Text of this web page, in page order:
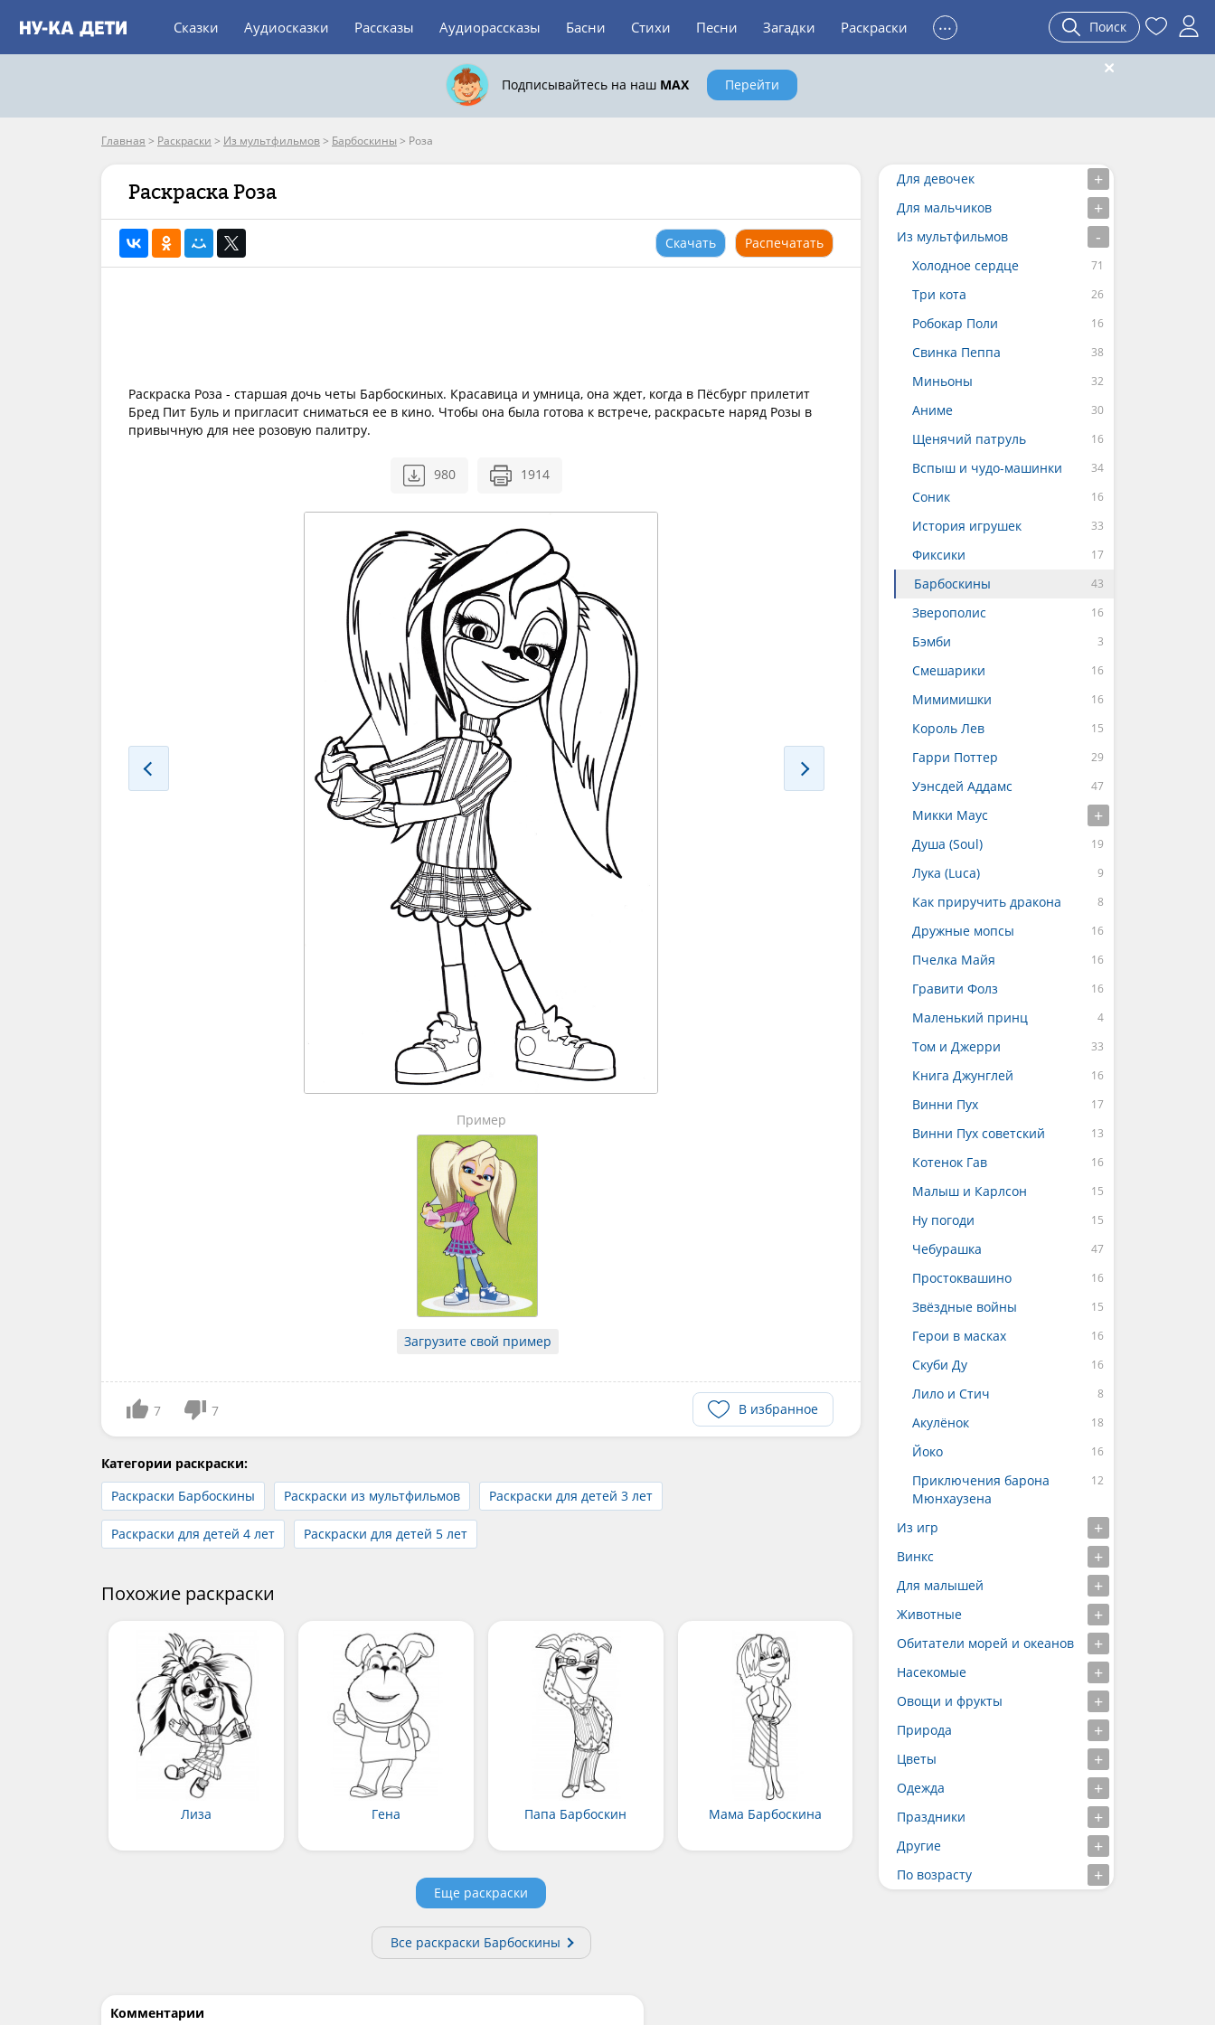
Сказки Аудиосказки Рассказы Аудиорассказы Басни Стихи Песни Загадки Раскраски ... Поиск
Подписывайтесь на наш MAX Перейти
Главная > Раскраски > Из мультфильмов> Барбоскины > Роза
Раскраска Роза
Скачать Распечатать
Раскраска Роза - старшая дочь четы Барбоскиных. Красавица и умница, она ждет, когда в Пёсбург прилетит
Бред Пит Буль и пригласит сниматься ее в кино. Чтобы она была готова к встрече, раскрасьте наряд Розы в
привычную для нее розовую палитру.
980 1914
Пример
Загрузите свой пример
7 7 В избранное
Категории раскраски:
Раскраски Барбоскины
Раскраски из мультфильмов Раскраски для детей 3 лет
Раскраски для детей 4 лет Раскраски для детей 5 лет
Похожие раскраски
Лиза Гена Папа Барбоскин Мама Барбоскина
Еще раскраски
Все раскраски Барбоскины
Комментарии
Для девочек
Для мальчиков
Из мультфильмов
Холодное сердце
Три кота
Робокар Поли
Свинка Пеппа
Миньоны
Аниме
Щенячий патруль
Вспыш и чудо-машинки
Соник
История игрушек
Фиксики
Барбоскины
Зверополис
Бэмби
Смешарики
Мимимишки
Король Лев
Гарри Поттер
Уэнсдей Аддамс
Микки Маус
Душа (Soul)
Лука (Luca)
Как приручить дракона
Дружные мопсы
Пчелка Майя
Гравити Фолз
Маленький принц
Том и Джерри
Книга Джунглей
Винни Пух
Винни Пух советский
Котенок Гав
Малыш и Карлсон
Ну погоди
Чебурашка
Простоквашино
Звёздные войны
Герои в масках
Скуби Ду
Лило и Стич
Акулёнок
Йоко
Приключения барона
Мюнхаузена
Из игр
Винкс
Для малышей
Животные
Обитатели морей и океанов
Насекомые
Овощи и фрукты
Природа
Цветы
Одежда
Праздники
Другие
По возрасту